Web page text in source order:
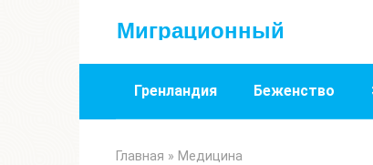
Миграционный
Гренландия Беженство
Главная » Медицина